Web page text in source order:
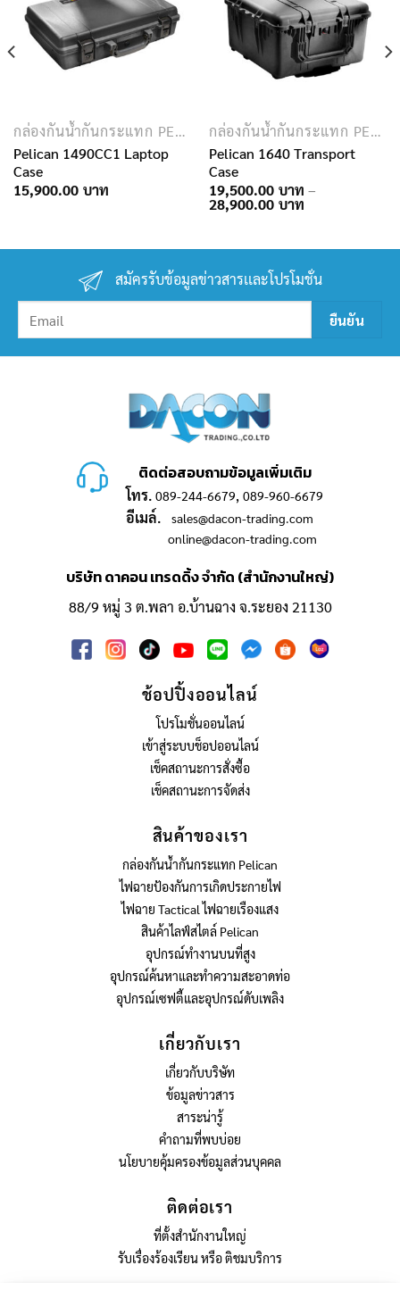
กล่องกันน้ำกันกระแทก PELICAN
Pelican 1490CC1 Laptop
Case
15,900.00
กล่องกันน้ำกันกระแทก PELICAN
Pelican 1640 Transport
Case
19,500.00
–
28,900.00 Price
through
สมัครรับข้อมูลข่าวสารเเละโปรโมชั่น
ติดต่อสอบถามข้อมูลเพิ่มเติม
โทร. 089-244-6679, 089-960-6679
อีเมล์.
sales@dacon-trading.com
online@dacon-trading.com
บริษัท ดาคอน เทรดดิ้ง จำกัด (สำนักงานใหญ่)
88/9 หมู่ 3 ต.พลา อ.บ้านฉาง จ.ระยอง 21130
ช้อปปิ้งออนไลน์
โปรโมชั่นออนไลน์
เข้าสู่ระบบช็อปออนไลน์
เช็คสถานะการสั่งซื้อ
เช็คสถานะการจัดส่ง
สินค้าของเรา
กล่องกันน้ำกันกระแทก Pelican
ไฟฉายป้องกันการเกิดประกายไฟ
ไฟฉาย Tactical ไฟฉายเรืองแสง
สินค้าไลฟ์สไตล์ Pelican
อุปกรณ์ทำงานบนที่สูง
อุปกรณ์ค้นหาและทำความสะอาดท่อ
อุปกรณ์เซฟตี้และอุปกรณ์ดับเพลิง
เกี่ยวกับเรา
เกี่ยวกับบริษัท
ข้อมูลข่าวสาร
สาระน่ารู้
คำถามที่พบบ่อย
นโยบายคุ้มครองข้อมูลส่วนบุคคล
ติดต่อเรา
ที่ตั้งสำนักงานใหญ่
รับเรื่องร้องเรียน หรือ ติชมบริการ